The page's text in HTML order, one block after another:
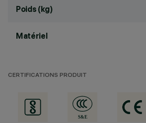
Poids (kg)
Matériel
CERTIFICATIONS PRODUIT